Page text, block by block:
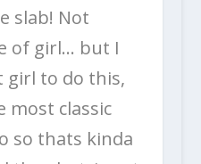
slab! Not
of girl… but I
girl to do this,
most classic
so thats kinda